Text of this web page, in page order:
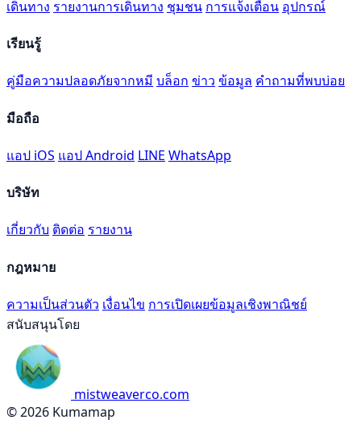
เดินทาง รายงานการเดินทาง ชุมชน การแจ้งเตือน อุปกรณ์
เรียนรู้
คู่มือความปลอดภัยจากหมี บล็อก ข่าว ข้อมูล คำถามที่พบบ่อย
มือถือ
แอป iOS แอป Android LINE WhatsApp
บริษัท
เกี่ยวกับ ติดต่อ รายงาน
กฎหมาย
ความเป็นส่วนตัว เงื่อนไข การเปิดเผยข้อมูลเชิงพาณิชย์
สนับสนุนโดย
mistweaverco.com
© 2026 Kumamap